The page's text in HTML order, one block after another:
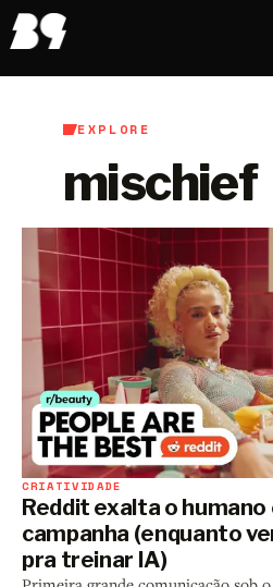
EXPLORE
mischief
CRIATIVIDADE
Reddit exalta o humano
campanha (enquanto
pra treinar IA)